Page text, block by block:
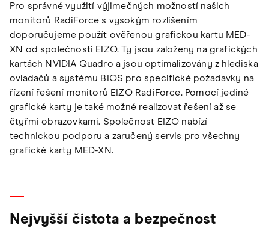
Pro správné využití výjimečných možností našich
monitorů RadiForce s vysokým rozlišením
doporučujeme použít ověřenou grafickou kartu MED-
XN od společnosti EIZO. Ty jsou založeny na grafických
kartách NVIDIA Quadro a jsou optimalizovány z hlediska
ovladačů a systému BIOS pro specifické požadavky na
řízení řešení monitorů EIZO RadiForce. Pomocí jediné
grafické karty je také možné realizovat řešení až se
čtyřmi obrazovkami. Společnost EIZO nabízí
technickou podporu a zaručený servis pro všechny
grafické karty MED-XN.
Nejvyšší čistota a bezpečnost